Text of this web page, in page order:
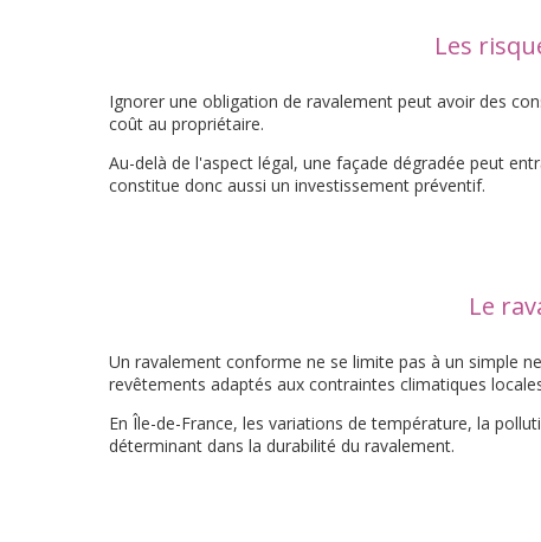
Les
Ignorer une obligation de ravalement peut avoir des
coût au propriétaire.
Au-delà de l'aspect légal, une façade dégradée peut
constitue donc aussi un investissement préventif.
Le
Un ravalement conforme ne se limite pas à un simple
revêtements adaptés aux contraintes climatiques
En Île-de-France, les variations de température, la
déterminant dans la durabilité du ravalement.